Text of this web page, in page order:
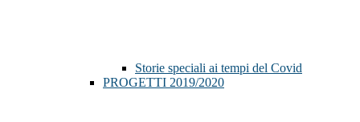
Storie speciali ai tempi del Covid
PROGETTI 2019/2020